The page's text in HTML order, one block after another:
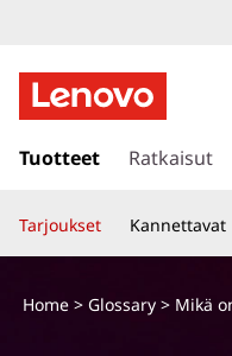
i
r
y
ä
Tuotteet Ratkaisut
Tarjoukset Kannettavat
Home> Glossary> Mikä